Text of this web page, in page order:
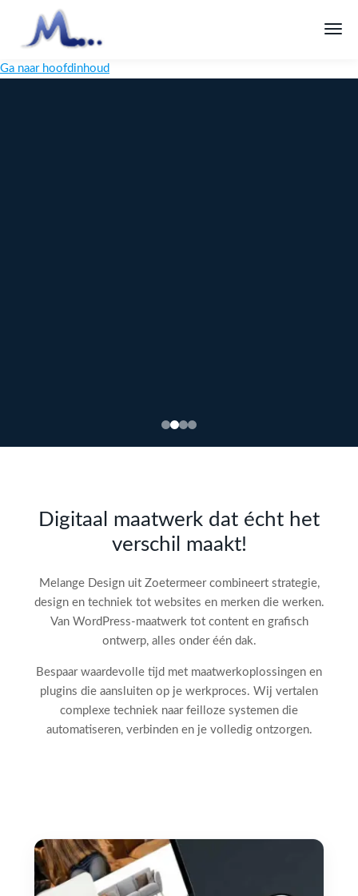
Ga naar hoofdinhoud
de SEO-
audit
Digitaal maatwerk dat écht het
verschil maakt!
Melange Design uit Zoetermeer combineert strategie,
design en techniek tot websites en merken die werken.
Van WordPress-maatwerk tot content en grafisch
ontwerp, alles onder één dak.
Bespaar waardevolle tijd met maatwerkoplossingen en
plugins die aansluiten op je werkproces. Wij vertalen
complexe techniek naar feilloze systemen die
automatiseren, verbinden en je volledig ontzorgen.